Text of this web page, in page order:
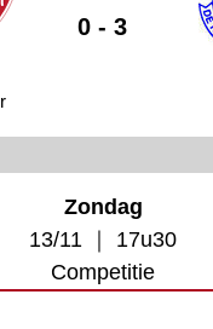
0 - 3
Zondag
13/11 ｜ 17u30
Competitie